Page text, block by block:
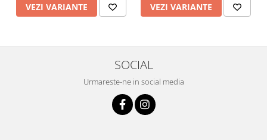
VEZI VARIANTE VEZI VARIANTE
SOCIAL
Urmareste-ne in social media